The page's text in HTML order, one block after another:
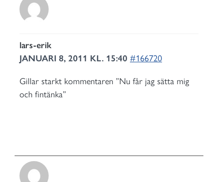
lars-erik
JANUARI 8, 2011 KL. 15:40 #166720
Gillar starkt kommentaren ”Nu får jag sätta mig
och fintänka”